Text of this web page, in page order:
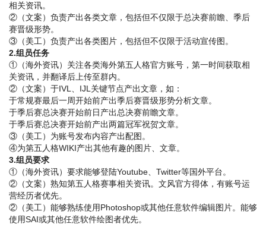
相关资讯。
②（文案）负责产出各类文章，包括但不仅限于总决赛前瞻、季后
赛晋级形势。
③（美工）负责产出各类图片，包括但不仅限于活动宣传图。
2.组员任务
①（海外资讯）关注各类海外第五人格官方账号，第一时间获取相
关资讯，并翻译后上传至群内。
②（文案）于IVL、IJL关键节点产出文章，如：
于常规赛最后一周开始前产出季后赛晋级形势分析文章。
于季后赛总决赛开始前日产出总决赛前瞻文章。
于季后赛总决赛开始前产出两篇冠军祝贺文章。
③（美工）为账号发布内容产出配图。
④为第五人格WIKI产出其他有趣的图片、文章。
3.组员要求
①（海外资讯）要求能够登陆Youtube、Twitter等国外平台。
②（文案）熟知第五人格赛事相关资讯。文风官方得体，有账号运
营经历者优先。
②（美工）能够熟练使用Photoshop或其他任意软件编辑图片。能够
使用SAI或其他任意软件绘图者优先。